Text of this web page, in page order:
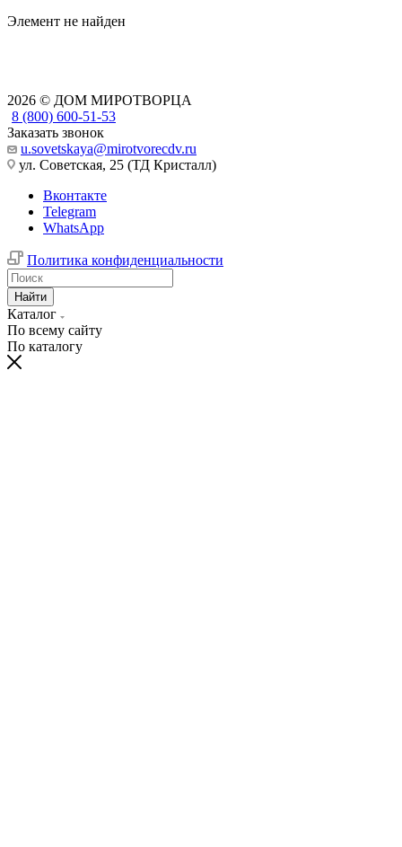
Элемент не найден
2026 © ДОМ МИРОТВОРЦА
8 (800) 600-51-53
Заказать звонок
u.sovetskaya@mirotvorecdv.ru
ул. Советская, 25 (ТД Кристалл)
Вконтакте
Telegram
WhatsApp
Политика конфиденциальности
Найти
Каталог
По всему сайту
По каталогу